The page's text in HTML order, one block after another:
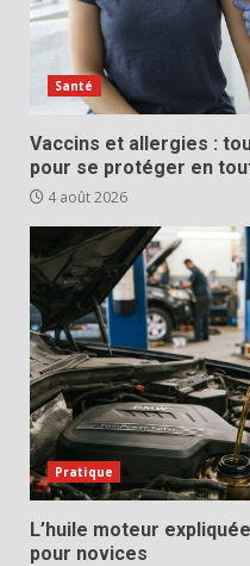
Santé
Vaccins et allergies :
pour se protéger en
4 août 2026
Pratique
L’huile moteur
pour novices